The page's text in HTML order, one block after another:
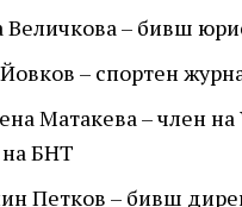
Величкова – бивш
– спортен
Матакева – член
на БНТ
Петков – бивш